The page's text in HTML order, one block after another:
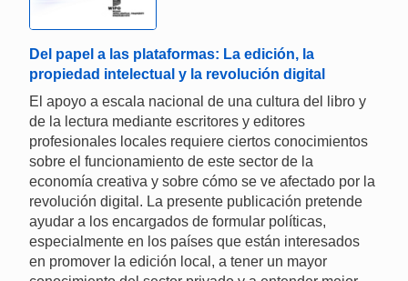
Del papel a las plataformas: La edición, la
propiedad intelectual y la revolución digital
El apoyo a escala nacional de una cultura del libro y
de la lectura mediante escritores y editores
profesionales locales requiere ciertos conocimientos
sobre el funcionamiento de este sector de la
economía creativa y sobre cómo se ve afectado por la
revolución digital. La presente publicación pretende
ayudar a los encargados de formular políticas,
especialmente en los países que están interesados
en promover la edición local, a tener un mayor